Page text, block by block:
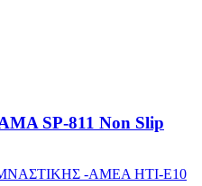
SP-811 Non Slip